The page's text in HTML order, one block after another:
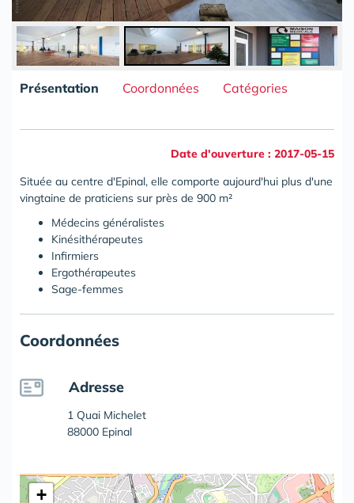
Présentation Coordonnées Catégories
Date d'ouverture : 2017-05-15
Située au centre d'Epinal, elle comporte aujourd'hui plus d'une
vingtaine de praticiens sur près de 900 m²
Médecins généralistes
Kinésithérapeutes
Infirmiers
Ergothérapeutes
Sage-femmes
Coordonnées
Adresse
1 Quai Michelet
88000 Epinal
+